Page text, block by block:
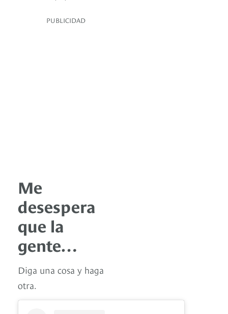
PUBLICIDAD
Me
desespera
que la
gente…
Diga una cosa y haga
otra.